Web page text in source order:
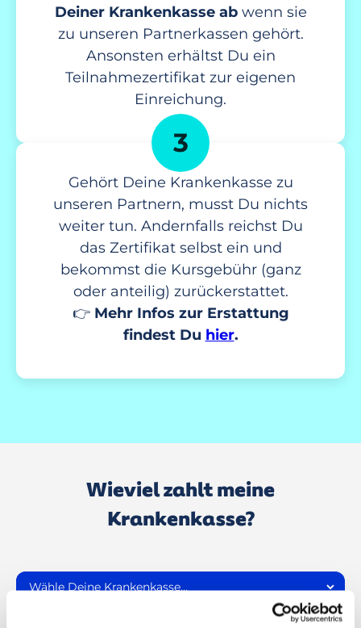
Deiner Krankenkasse abwenn sie
zu unseren Partnerkassen gehört.
Ansonsten erhältst Du ein
Teilnahmezertifikat zur eigenen
Einreichung.
3
Gehört Deine Krankenkasse zu
unseren Partnern, musst Du nichts
weiter tun. Andernfalls reichst Du
das Zertifikat selbst ein und
bekommst die Kursgebühr (ganz
oder anteilig) zurückerstattet.
👉Mehr Infos zur Erstattung
findest Du hier.
Wieviel zahlt meine
Krankenkasse?